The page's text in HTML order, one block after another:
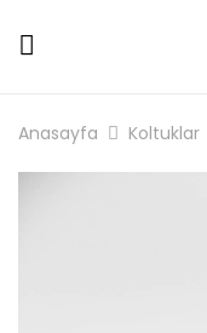
Anasayfa Koltuklar